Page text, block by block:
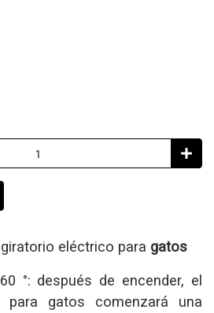
eléctrico para gatos
°: después de encender, el
para gatos comenzará una